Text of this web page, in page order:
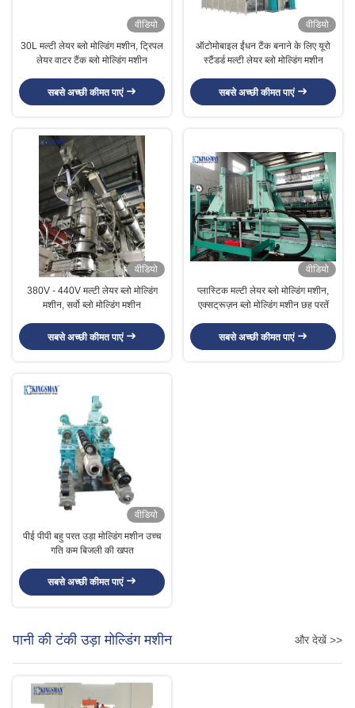
वीडियो
30L मल्टी लेयर ब्लो मोल्डिंग मशीन, ट्रिपल
लेयर वाटर टैंक ब्लो मोल्डिंग मशीन
सबसे अच्छी कीमत पाएं
वीडियो
ऑटोमोबाइल ईंधन टैंक बनाने के लिए यूरो
स्टैंडर्ड मल्टी लेयर ब्लो मोल्डिंग मशीन
सबसे अच्छी कीमत पाएं
वीडियो
380V - 440V मल्टी लेयर ब्लो मोल्डिंग
मशीन, सर्वो ब्लो मोल्डिंग मशीन
सबसे अच्छी कीमत पाएं
वीडियो
प्लास्टिक मल्टी लेयर ब्लो मोल्डिंग मशीन,
एक्सट्रूज़न ब्लो मोल्डिंग मशीन छह परतें
सबसे अच्छी कीमत पाएं
वीडियो
पीई पीपी बहु परत उड़ा मोल्डिंग मशीन उच्च
गति कम बिजली की खपत
सबसे अच्छी कीमत पाएं
पानी की टंकी उड़ा मोल्डिंग मशीन और देखें >>